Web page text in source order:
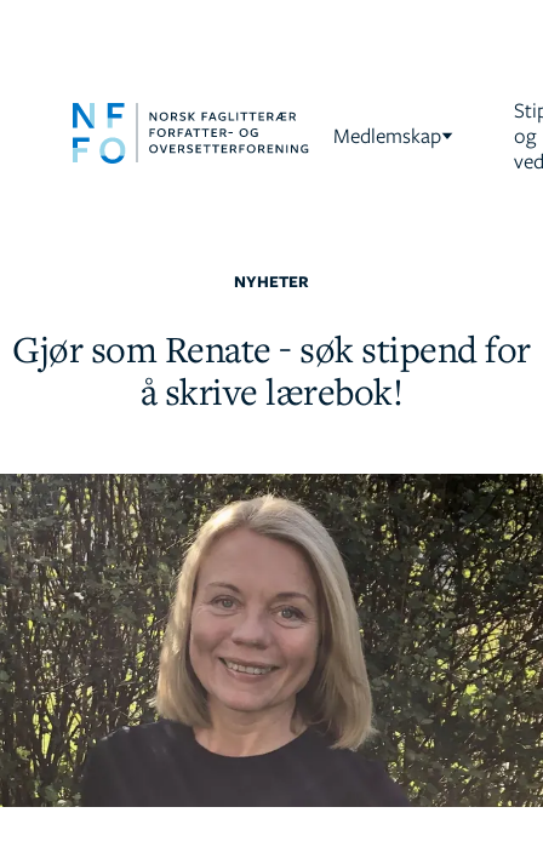
Medlemskap
og
NYHETER
Gjør som Renate - søk stipend for
å skrive lærebok!